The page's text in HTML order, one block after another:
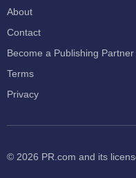
About
Contact
Become a Publishing Partner
Terms
Privacy
© 2026 PR.com and its